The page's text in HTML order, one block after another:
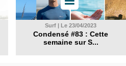
Surf | Le 23/04/2023
Condensé #83 : Cette
semaine sur S...